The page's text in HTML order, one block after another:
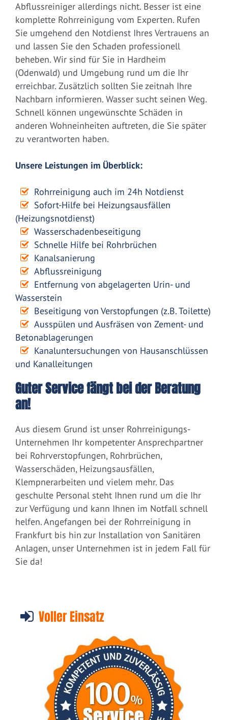
Abflussreiniger allerdings nicht. Besser ist eine
komplette Rohrreinigung vom Experten. Rufen
Sie umgehend den Notdienst Ihres Vertrauens an
und lassen Sie den Schaden professionell
beheben. Wir sind für Sie in Hardheim
(Odenwald) und Umgebung rund um die Ihr
erreichbar. Zusätzlich sollten Sie zeitnah Ihre
Nachbarn informieren. Wasser sucht seinen Weg.
Schnell können ungewünschte Schäden in
anderen Wohneinheiten auftreten, die Sie später
zu verantworten haben.
Unsere Leistungen im Überblick:
Rohrreinigung auch im 24h Notdienst
Sofort-Hilfe bei Heizungsausfällen
(Heizungsnotdienst)
Wasserschadenbeseitigung
Schnelle Hilfe bei Rohrbrüchen
Kanalsanierung
Abflussreinigung
Entfernung von abgelagerten Urin- und
Wasserstein
Beseitigung von Verstopfungen (z.B. Toilette)
Ausspülen und Ausfräsen von Zement- und
Betonablagerungen
Kanaluntersuchungen von Hausanschlüssen
und Kanalleitungen
Guter Service fängt bei der Beratung
an!
Aus diesem Grund ist unser Rohrreinigungs-
Unternehmen Ihr kompetenter Ansprechpartner
bei Rohrverstopfungen, Rohrbrüchen,
Wasserschäden, Heizungsausfällen,
Klempnerarbeiten und vielem mehr. Das
geschulte Personal steht Ihnen rund um die Ihr
zur Verfügung und kann Ihnen im Notfall schnell
helfen. Angefangen bei der Rohrreinigung in
Frankfurt bis hin zur Installation von Sanitären
Anlagen, unser Unternehmen ist in jedem Fall für
Sie da!
Voller Einsatz